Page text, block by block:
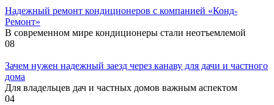
Надежный ремонт кондиционеров с компанией «Конд-
Ремонт»
В современном мире кондиционеры стали неотъемлемой
08
Зачем нужен надежный заезд через канаву для дачи и частного
дома
Для владельцев дач и частных домов важным аспектом
04